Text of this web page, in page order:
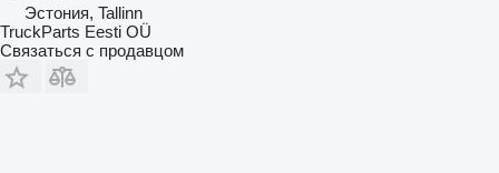
Эстония, Tallinn
TruckParts Eesti OÜ
Связаться с продавцом